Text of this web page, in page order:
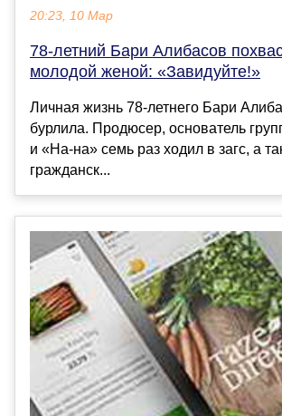
20:23, 10 Мар
78-летний Бари Алибасов
молодой женой: «Завидуйте!»
Личная жизнь 78-летнего Бари
бурлила. Продюсер, основатель
и «На-на» семь раз ходил в загс, а
гражданск...